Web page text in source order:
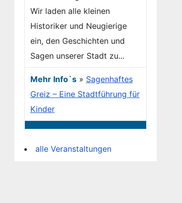
Wir laden alle kleinen
Historiker und Neugierige
ein, den Geschichten und
Sagen unserer Stadt zu...
Mehr Info`s» Sagenhaftes
Greiz – Eine Stadtführung für
Kinder
alle Veranstaltungen